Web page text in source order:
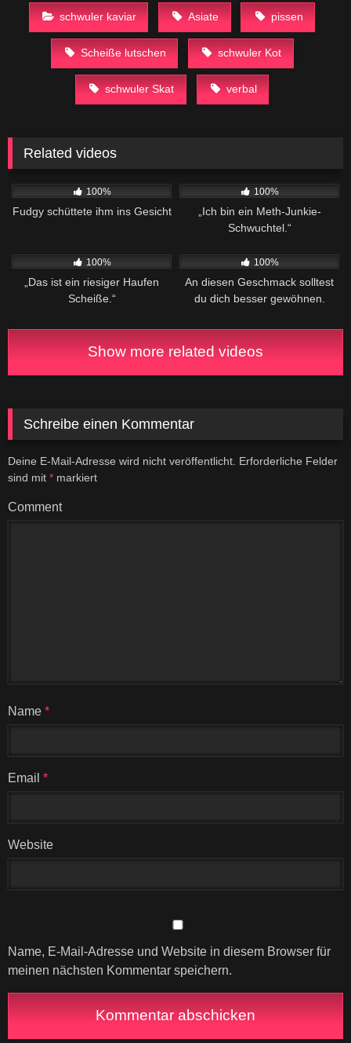
schwuler kaviar Asiate pissen
Scheiße lutschen schwuler Kot
schwuler Skat verbal
Related videos
100%
Fudgy schüttete ihm ins Gesicht
100%
„Ich bin ein Meth-Junkie-
Schwuchtel.“
100%
„Das ist ein riesiger Haufen
Scheiße.“
100%
An diesen Geschmack solltest
du dich besser gewöhnen.
Show more related videos
Schreibe einen Kommentar
Deine E-Mail-Adresse wird nicht veröffentlicht. Erforderliche Felder
sind mit * markiert
Comment
Name *
Email *
Website
Name, E-Mail-Adresse und Website in diesem Browser für
meinen nächsten Kommentar speichern.